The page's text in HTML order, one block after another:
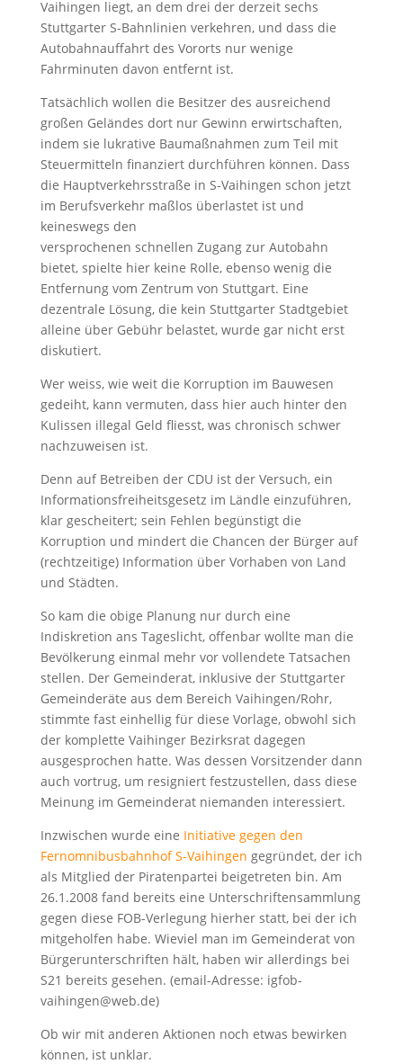
Vaihingen liegt, an dem drei der derzeit sechs
Stuttgarter S-Bahnlinien verkehren, und dass die
Autobahnauffahrt des Vororts nur wenige
Fahrminuten davon entfernt ist.
Tatsächlich wollen die Besitzer des ausreichend
großen Geländes dort nur Gewinn erwirtschaften,
indem sie lukrative Baumaßnahmen zum Teil mit
Steuermitteln finanziert durchführen können. Dass
die Hauptverkehrsstraße in S-Vaihingen schon jetzt
im Berufsverkehr maßlos überlastet ist und
keineswegs den
versprochenen schnellen Zugang zur Autobahn
bietet, spielte hier keine Rolle, ebenso wenig die
Entfernung vom Zentrum von Stuttgart. Eine
dezentrale Lösung, die kein Stuttgarter Stadtgebiet
alleine über Gebühr belastet, wurde gar nicht erst
diskutiert.
Wer weiss, wie weit die Korruption im Bauwesen
gedeiht, kann vermuten, dass hier auch hinter den
Kulissen illegal Geld fliesst, was chronisch schwer
nachzuweisen ist.
Denn auf Betreiben der CDU ist der Versuch, ein
Informationsfreiheitsgesetz im Ländle einzuführen,
klar gescheitert; sein Fehlen begünstigt die
Korruption und mindert die Chancen der Bürger auf
(rechtzeitige) Information über Vorhaben von Land
und Städten.
So kam die obige Planung nur durch eine
Indiskretion ans Tageslicht, offenbar wollte man die
Bevölkerung einmal mehr vor vollendete Tatsachen
stellen. Der Gemeinderat, inklusive der Stuttgarter
Gemeinderäte aus dem Bereich Vaihingen/Rohr,
stimmte fast einhellig für diese Vorlage, obwohl sich
der komplette Vaihinger Bezirksrat dagegen
ausgesprochen hatte. Was dessen Vorsitzender dann
auch vortrug, um resigniert festzustellen, dass diese
Meinung im Gemeinderat niemanden interessiert.
Inzwischen wurde eine Initiative gegen den
Fernomnibusbahnhof S-Vaihingen gegründet, der ich
als Mitglied der Piratenpartei beigetreten bin. Am
26.1.2008 fand bereits eine Unterschriftensammlung
gegen diese FOB-Verlegung hierher statt, bei der ich
mitgeholfen habe. Wieviel man im Gemeinderat von
Bürgerunterschriften hält, haben wir allerdings bei
S21 bereits gesehen. (email-Adresse: igfob-
vaihingen@web.de)
Ob wir mit anderen Aktionen noch etwas bewirken
können, ist unklar.